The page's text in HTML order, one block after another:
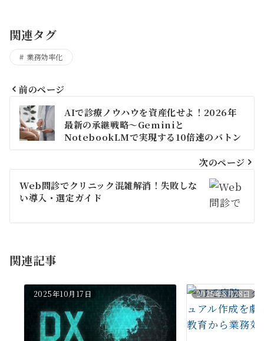
関連タグ
業務効率化
投
稿
ナ
ビ
ゲ
ョ
前のページ
AIで診療ノウハウを資産化せよ！2026年
最新の承継戦略〜Geminiと
NotebookLMで実現する10倍速のバトン
タッチ法〜
次のページ
Web問診でクリニック混雑解消！失敗しな
い導入・選定ガイド
関連記事
2025年10月17日 2025年8月28日